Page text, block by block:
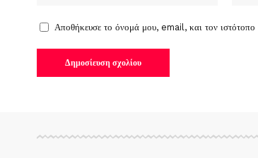
Αποθήκευσε το όνομά μου, email, και τον